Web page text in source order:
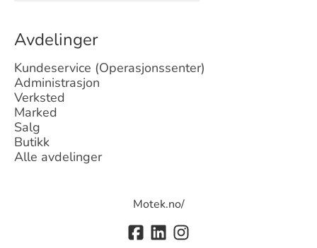
Avdelinger
Kundeservice (Operasjonssenter)
Administrasjon
Verksted
Marked
Salg
Butikk
Alle avdelinger
Motek.no/